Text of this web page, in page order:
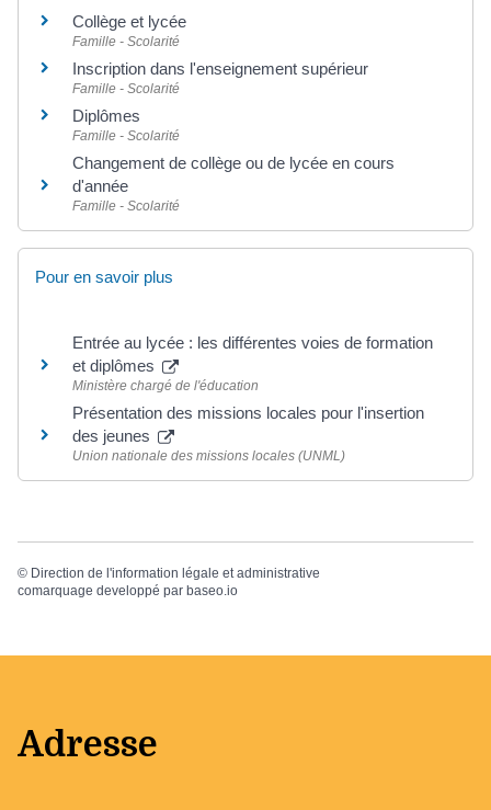
Collège et lycée
Famille - Scolarité
Inscription dans l'enseignement supérieur
Famille - Scolarité
Diplômes
Famille - Scolarité
Changement de collège ou de lycée en cours
d'année
Famille - Scolarité
Pour en savoir plus
Entrée au lycée : les différentes voies de formation
et diplômes
Ministère chargé de l'éducation
Présentation des missions locales pour l'insertion
des jeunes
Union nationale des missions locales (UNML)
© Direction de l'information légale et administrative
comarquage developpé par baseo.io
Adresse